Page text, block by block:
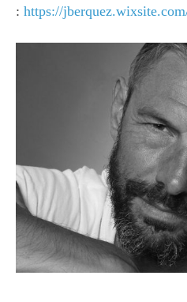
: https://